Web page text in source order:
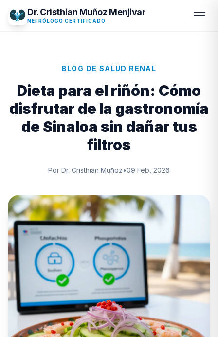
Dr. Cristhian Muñoz Menjivar
NEFRÓLOGO CERTIFICADO
BLOG DE SALUD RENAL
Dieta para el riñón: Cómo
disfrutar de la gastronomía
de Sinaloa sin dañar tus
filtros
Por Dr. Cristhian Muñoz•09 Feb, 2026